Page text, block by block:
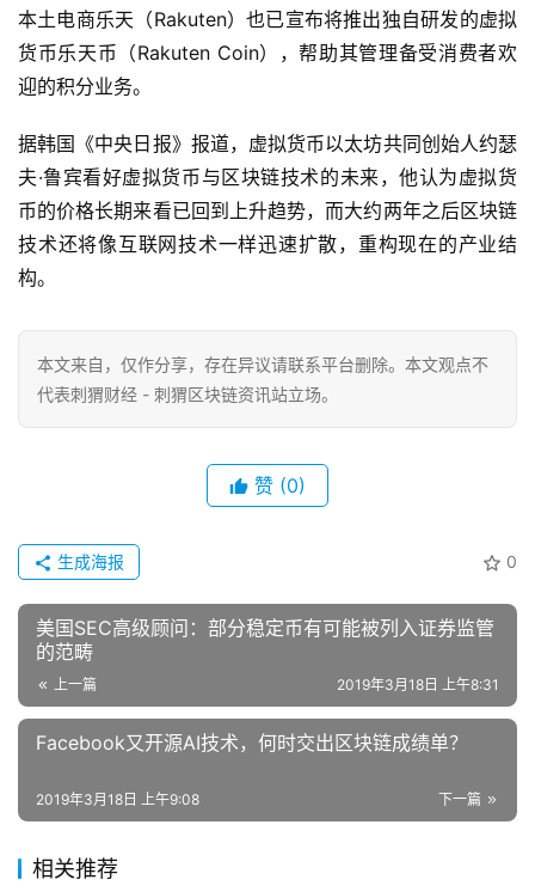
本土电商乐天（Rakuten）也已宣布将推出独自研发的虚拟
货币乐天币（Rakuten Coin），帮助其管理备受消费者欢
迎的积分业务。
据韩国《中央日报》报道，虚拟货币以太坊共同创始人约瑟
夫·鲁宾看好虚拟货币与区块链技术的未来，他认为虚拟货
币的价格长期来看已回到上升趋势，而大约两年之后区块链
技术还将像互联网技术一样迅速扩散，重构现在的产业结
构。
本文来自 ，仅作分享，存在异议请联系平台删除。本文观点不
代表刺猬财经 - 刺猬区块链资讯站立场。
赞 (0)
0
生成海报
美国SEC高级顾问：部分稳定币有可能被列入证券监管
的范畴
上一篇 2019年3月18日 上午8:31
Facebook又开源AI技术，何时交出区块链成绩单？
下一篇
2019年3月18日 上午9:08
相关推荐